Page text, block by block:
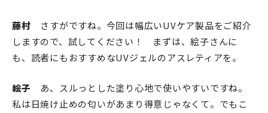
藤村 さすがですね。今回は幅広いUVケア製品をご紹介
しますので、試してください！ まずは、絵子さんに
も、読者にもおすすめなUVジェルのアスレティアを。
絵子 あ、スルっとした塗り心地で使いやすいですね。
私は日焼け止めの匂いがあまり得意じゃなくて。でもこ